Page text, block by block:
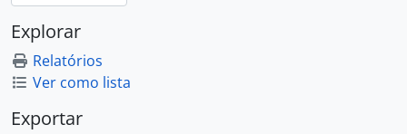
Explorar
Relatórios
Ver como lista
Exportar